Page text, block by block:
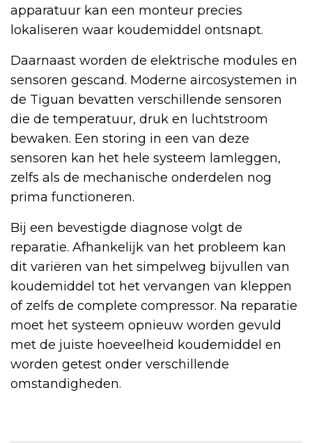
apparatuur kan een monteur precies
lokaliseren waar koudemiddel ontsnapt.
Daarnaast worden de elektrische modules en
sensoren gescand. Moderne aircosystemen in
de Tiguan bevatten verschillende sensoren
die de temperatuur, druk en luchtstroom
bewaken. Een storing in een van deze
sensoren kan het hele systeem lamleggen,
zelfs als de mechanische onderdelen nog
prima functioneren.
Bij een bevestigde diagnose volgt de
reparatie. Afhankelijk van het probleem kan
dit variëren van het simpelweg bijvullen van
koudemiddel tot het vervangen van kleppen
of zelfs de complete compressor. Na reparatie
moet het systeem opnieuw worden gevuld
met de juiste hoeveelheid koudemiddel en
worden getest onder verschillende
omstandigheden.